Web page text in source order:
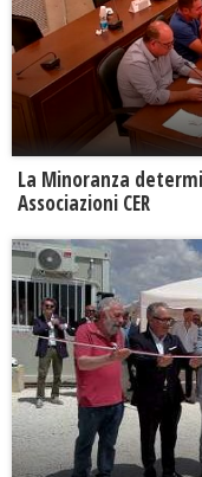
La Minoranza
Associazioni CER